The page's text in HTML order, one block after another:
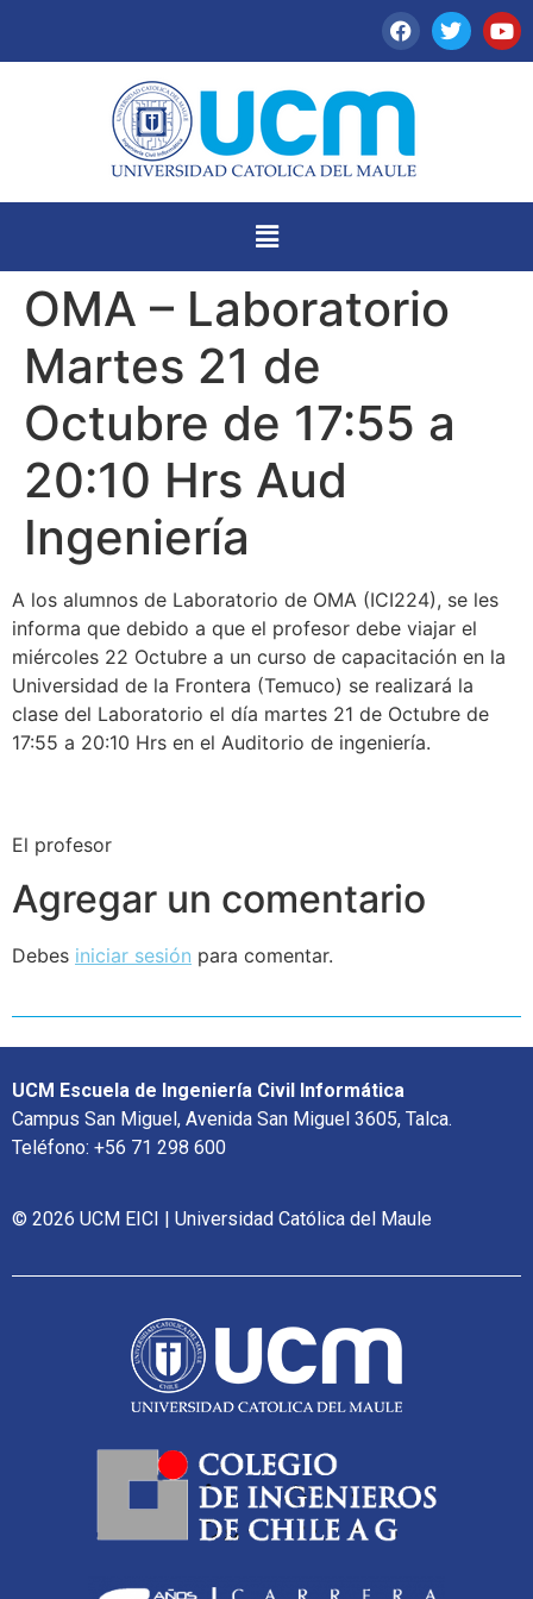
OMA – Laboratorio
Martes 21 de
Octubre de 17:55 a
20:10 Hrs Aud
Ingeniería
A los alumnos de Laboratorio de OMA (ICI224), se les
informa que debido a que el profesor debe viajar el
miércoles 22 Octubre a un curso de capacitación en la
Universidad de la Frontera (Temuco) se realizará la
clase del Laboratorio el día martes 21 de Octubre de
17:55 a 20:10 Hrs en el Auditorio de ingeniería.
El profesor
Agregar un comentario
Debes iniciar sesión para comentar.
UCM Escuela de Ingeniería Civil Informática
Campus San Miguel, Avenida San Miguel 3605, Talca.
Teléfono: +56 71 298 600
© 2026 UCM EICI | Universidad Católica del Maule